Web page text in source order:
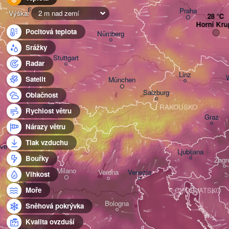
Výška:
2 m nad zemí
Pocitová teplota
Srážky
Radar
Satelit
Oblačnost
Rychlost větru
Nárazy větru
Tlak vzduchu
Bouřky
Vlhkost
Moře
Sněhová pokrývka
Kvalita ovzduší
Frankfurt am Main
Nürnberg
Milano
Torino
Stuttgart
Genova
Verona
Zürich
ŠVÝCARSKO
Praha
München
Linz
Venezia
Ljubljana
Salzburg
Graz
Bologna
RAKOUSKO
CHORVATSKO
Horní